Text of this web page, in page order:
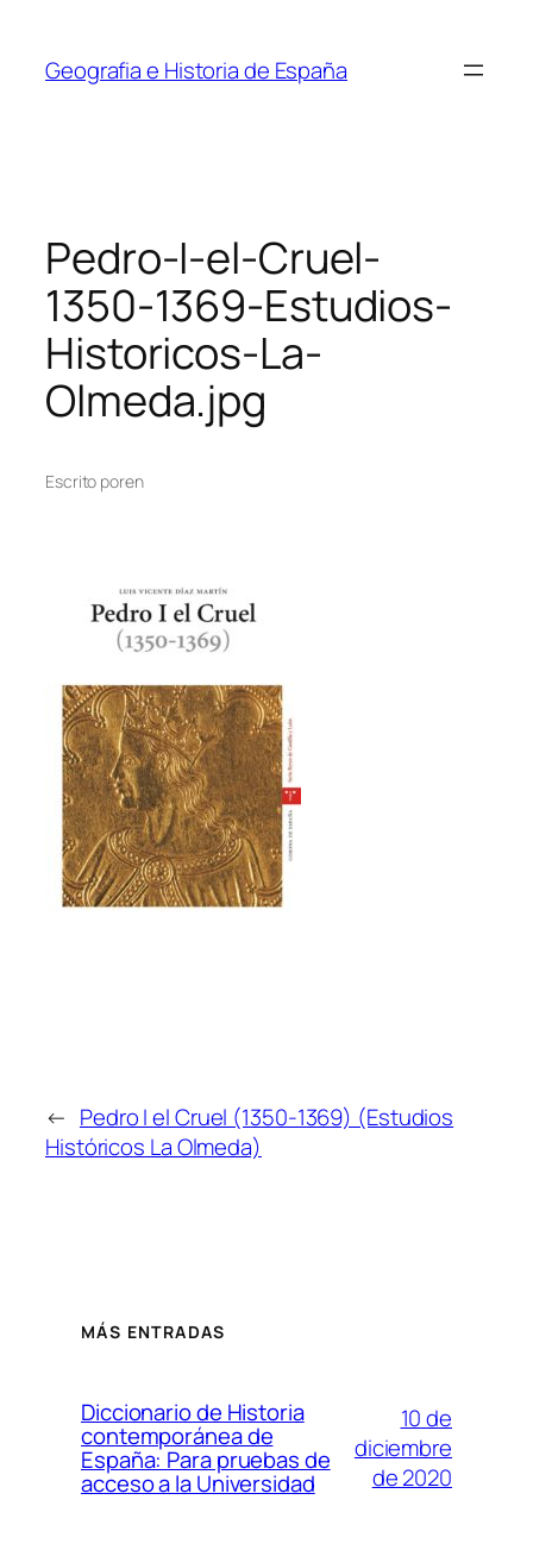
contenido
Geografia e Historia de España
Pedro-I-el-Cruel-
1350-1369-Estudios-
Historicos-La-
Olmeda.jpg
Escrito poren
← Pedro I el Cruel (1350-1369) (Estudios
Históricos La Olmeda)
MÁS ENTRADAS
Diccionario de Historia
contemporánea de
España: Para pruebas de
acceso a la Universidad
10 de
diciembre
de 2020